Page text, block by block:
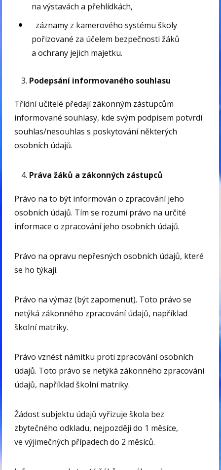
na výstavách a přehlídkách,
záznamy z kamerového systému školy
pořizované za účelem bezpečnosti žáků
a ochrany jejich majetku.
Podepsání informovaného souhlasu
Třídní učitelé předají zákonným zástupcům
informované souhlasy, kde svým podpisem potvrdí
souhlas/nesouhlas s poskytování některých
osobních údajů.
Práva žáků a zákonných zástupců
Právo na to být informován o zpracování jeho
osobních údajů. Tím se rozumí právo na určité
informace o zpracování jeho osobních údajů.
Právo na opravu nepřesných osobních údajů, které
se ho týkají.
Právo na výmaz (být zapomenut). Toto právo se
netýká zákonného zpracování údajů, například
školní matriky.
Právo vznést námitku proti zpracování osobních
údajů. Toto právo se netýká zákonného zpracování
údajů, například školní matriky.
Žádost subjektu údajů vyřizuje škola bez
zbytečného odkladu, nejpozději do 1 měsíce,
ve výjimečných případech do 2 měsíců.